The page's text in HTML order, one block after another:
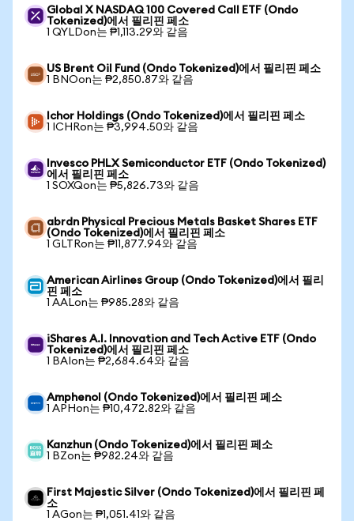
Global X NASDAQ 100 Covered Call ETF (Ondo
Tokenized)에서 필리핀 페소
1 QYLDon는 ₱1,113.29와 같음
US Brent Oil Fund (Ondo Tokenized)에서 필리핀 페소
1 BNOon는 ₱2,850.87와 같음
Ichor Holdings (Ondo Tokenized)에서 필리핀 페소
1 ICHRon는 ₱3,994.50와 같음
Invesco PHLX Semiconductor ETF (Ondo Tokenized)
에서 필리핀 페소
1 SOXQon는 ₱5,826.73와 같음
abrdn Physical Precious Metals Basket Shares ETF
(Ondo Tokenized)에서 필리핀 페소
1 GLTRon는 ₱11,877.94와 같음
American Airlines Group (Ondo Tokenized)에서 필리
핀 페소
1 AALon는 ₱985.28와 같음
iShares A.I. Innovation and Tech Active ETF (Ondo
Tokenized)에서 필리핀 페소
1 BAIon는 ₱2,684.64와 같음
Amphenol (Ondo Tokenized)에서 필리핀 페소
1 APHon는 ₱10,472.82와 같음
Kanzhun (Ondo Tokenized)에서 필리핀 페소
1 BZon는 ₱982.24와 같음
First Majestic Silver (Ondo Tokenized)에서 필리핀 페
소
1 AGon는 ₱1,051.41와 같음